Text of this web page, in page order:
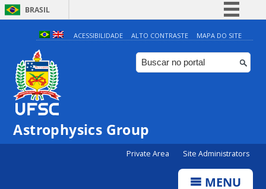
BRASIL
Simplifique!
Comunica BR
Participe
ACESSIBILIDADE ALTO CONTRASTE MAPA DO SITE
Astrophysics Group
Private Area Site Administrators
MENU